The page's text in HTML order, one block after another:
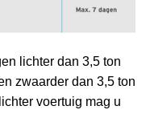
lichter dan 3,5 ton
zwaarder dan 3,5 ton
voertuig mag u